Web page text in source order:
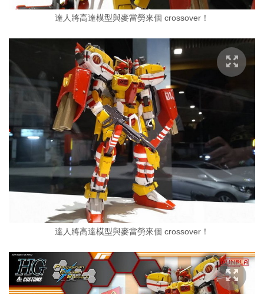
達人將高達模型與麥當勞來個 crossover！
達人將高達模型與麥當勞來個 crossover！